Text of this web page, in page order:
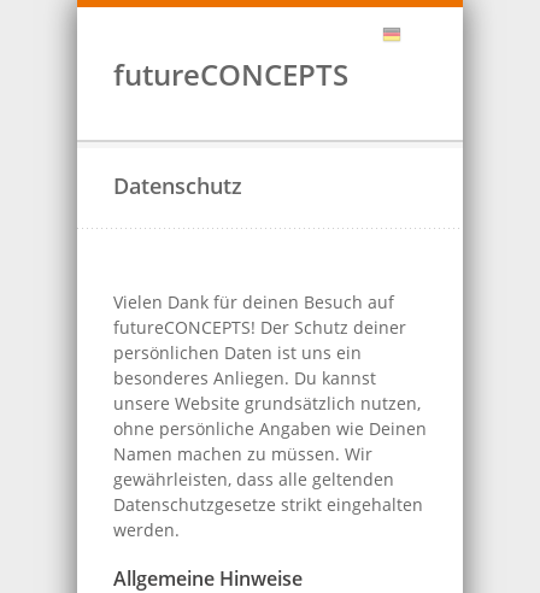
futureCONCEPTS
Datenschutz
Vielen Dank für deinen Besuch auf
futureCONCEPTS! Der Schutz deiner
persönlichen Daten ist uns ein
besonderes Anliegen. Du kannst
unsere Website grundsätzlich nutzen,
ohne persönliche Angaben wie Deinen
Namen machen zu müssen. Wir
gewährleisten, dass alle geltenden
Datenschutzgesetze strikt eingehalten
werden.
Allgemeine Hinweise